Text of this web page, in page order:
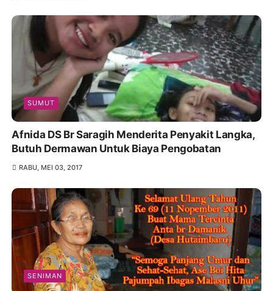
SUMUT
Afnida DS Br Saragih Menderita Penyakit Langka,
Butuh Dermawan Untuk Biaya Pengobatan
RABU, MEI 03, 2017
SENIMAN